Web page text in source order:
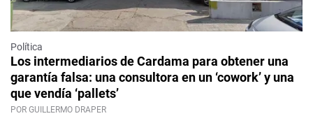
Política
Los intermediarios de Cardama para obtener una
garantía falsa: una consultora en un ‘cowork’ y una
que vendía ‘pallets’
POR GUILLERMO DRAPER